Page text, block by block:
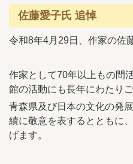
佐藤愛子氏 追悼
令和8年4月29日、作家の佐
作家として70年以上もの間
館の活動にも長年にわたり
青森県及び日本の文化の発
績に敬意を表するとともに
げます。